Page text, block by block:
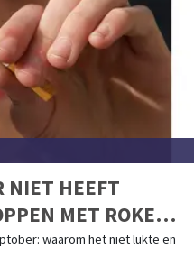
NIET HEEFT
MET ROKEN
waarom het niet lukte en